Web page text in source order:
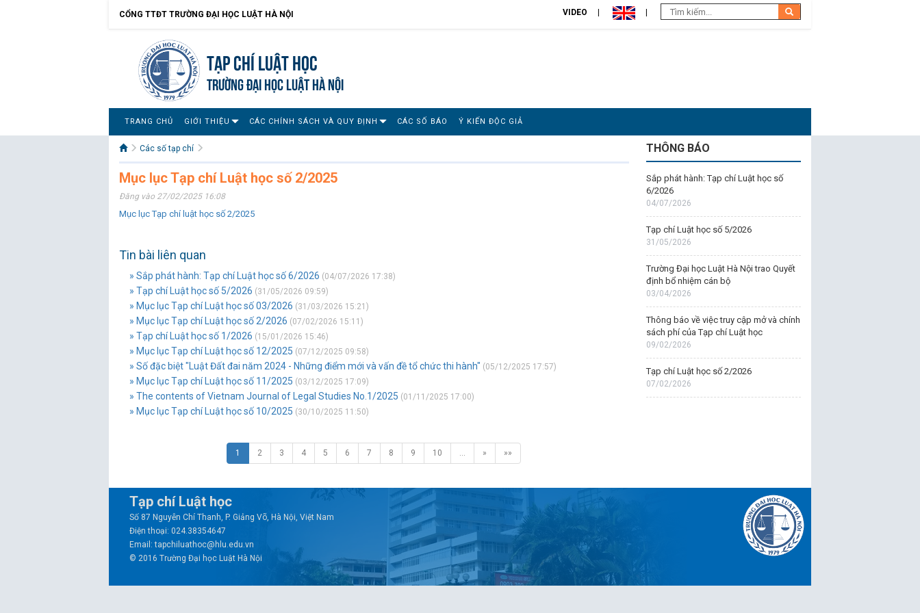
CỔNG TTĐT TRƯỜNG ĐẠI HỌC LUẬT HÀ NỘI VIDEO
Tạp chí Luật học
TRƯỜNG ĐẠI HỌC LUẬT HÀ NỘI
TRANG CHỦ GIỚI THIỆU CÁC CHÍNH SÁCH VÀ QUY ĐỊNH CÁC SỐ BÁO Ý KIẾN ĐỘC GIẢ
Các số tạp chí
Mục lục Tạp chí Luật học số 2/2025
Đăng vào 27/02/2025 16:08
Mục lục Tạp chí luật học số 2/2025
Tin bài liên quan
» Sắp phát hành: Tạp chí Luật học số 6/2026 (04/07/2026 17:38)
» Tạp chí Luật học số 5/2026 (31/05/2026 09:59)
» Mục lục Tạp chí Luật học số 03/2026 (31/03/2026 15:21)
» Mục lục Tạp chí Luật học số 2/2026 (07/02/2026 15:11)
» Tạp chí Luật học số 1/2026 (15/01/2026 15:46)
» Mục lục Tạp chí Luật học số 12/2025 (07/12/2025 09:58)
» Số đặc biệt "Luật Đất đai năm 2024 - Những điểm mới và vấn đề tổ chức thi hành" (05/12/2025 17:57)
» Mục lục Tạp chí Luật học số 11/2025 (03/12/2025 17:09)
» The contents of Vietnam Journal of Legal Studies No.1/2025 (01/11/2025 17:00)
» Mục lục Tạp chí Luật học số 10/2025 (30/10/2025 11:50)
1 2 3 4 5 6 7 8 9 10 … » »»
THÔNG BÁO
Sắp phát hành: Tạp chí Luật học số
6/2026
04/07/2026
Tạp chí Luật học số 5/2026
31/05/2026
Trường Đại học Luật Hà Nội trao Quyết
định bổ nhiệm cán bộ
03/04/2026
Thông báo về việc truy cập mở và chính
sách phí của Tạp chí Luật học
09/02/2026
Tạp chí Luật học số 2/2026
07/02/2026
Tạp chí Luật học
Số 87 Nguyễn Chí Thanh, P. Giảng Võ, Hà Nội, Việt Nam
Điện thoại: 024.38354647
Email: tapchiluathoc@hlu.edu.vn
© 2016 Trường Đại học Luật Hà Nội